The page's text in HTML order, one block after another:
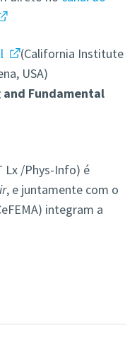
(California Institute
USA)
Fundamental
Lx /Phys-Info) é
, e juntamente com o
integram a